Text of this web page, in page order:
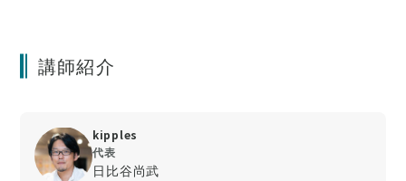
講師紹介
kipples
代表
日比谷尚武